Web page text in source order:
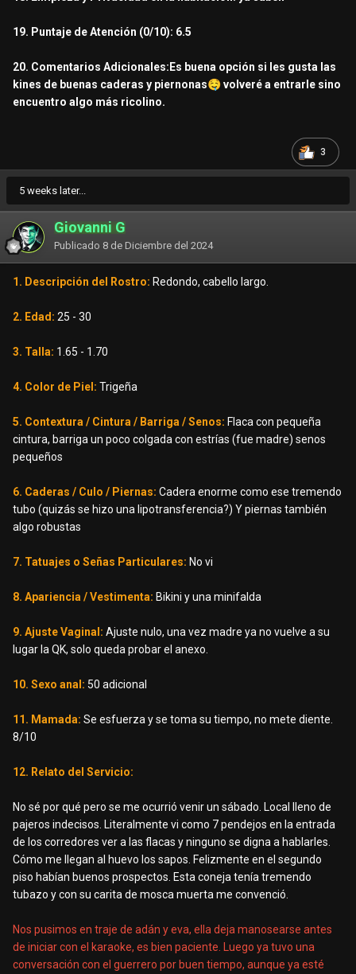
19. Puntaje de Atención (0/10): 6.5
20. Comentarios Adicionales:Es buena opción si les gusta las
kines de buenas caderas y piernonas🤤volveré a entrarle sino
encuentro algo más ricolino.
3
5 weeks later...
Giovanni G
Publicado 8 de Diciembre del 2024
1. Descripción del Rostro: Redondo, cabello largo.
2. Edad: 25 - 30
3. Talla: 1.65 - 1.70
4. Color de Piel: Trigeña
5. Contextura / Cintura / Barriga / Senos: Flaca con pequeña
cintura, barriga un poco colgada con estrías (fue madre) senos
pequeños
6. Caderas / Culo / Piernas: Cadera enorme como ese tremendo
tubo (quizás se hizo una lipotransferencia?) Y piernas también
algo robustas
7. Tatuajes o Señas Particulares: No vi
8. Apariencia / Vestimenta: Bikini y una minifalda
9. Ajuste Vaginal: Ajuste nulo, una vez madre ya no vuelve a su
lugar la QK, solo queda probar el anexo.
10. Sexo anal: 50 adicional
11. Mamada: Se esfuerza y se toma su tiempo, no mete diente.
8/10
12. Relato del Servicio:
No sé por qué pero se me ocurrió venir un sábado. Local lleno de
pajeros indecisos. Literalmente vi como 7 pendejos en la entrada
de los corredores ver a las flacas y ninguno se digna a hablarles.
Cómo me llegan al huevo los sapos. Felizmente en el segundo
piso habían buenos prospectos. Esta coneja tenía tremendo
tubazo y con su carita de mosca muerta me convenció.
Nos pusimos en traje de adán y eva, ella deja manosearse antes
de iniciar con el karaoke, es bien paciente. Luego ya tuvo una
conversación con el guerrero por buen tiempo, aunque ya esté